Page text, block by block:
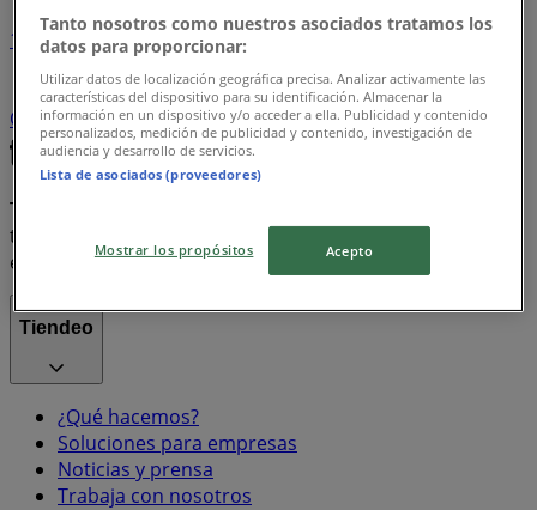
1
Supermercados
arroz
Farmacias, Droguerías y
Ópticas
Ropa y Zapatos celulares televisores
Tiendeo forma parte de Shopfully, la empresa
tecnológica que está reinventando las compras locales
en todo el mundo.
Tiendeo
¿Qué hacemos?
Soluciones para empresas
Noticias y prensa
Trabaja con nosotros
Tanto nosotros como nuestros asociados tratamos los
datos para proporcionar:
Utilizar datos de localización geográfica precisa. Analizar activamente las
características del dispositivo para su identificación. Almacenar la
información en un dispositivo y/o acceder a ella. Publicidad y contenido
personalizados, medición de publicidad y contenido, investigación de
audiencia y desarrollo de servicios.
Lista de asociados (proveedores)
Mostrar los propósitos Acepto